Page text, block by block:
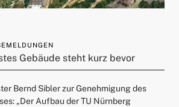
Gebäude steht kurz bevor
Bernd Sibler zur Genehmigung des
„Der Aufbau der TU Nürnberg